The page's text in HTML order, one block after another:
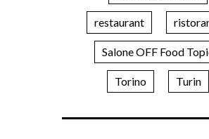
restaurant
Salone OFF Food
Torino Turin